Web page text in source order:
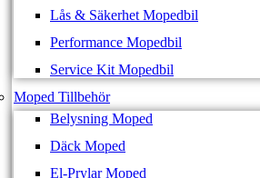
Lås & Säkerhet Mopedbil
Performance Mopedbil
Service Kit Mopedbil
Moped Tillbehör
Belysning Moped
Däck Moped
El-Prylar Moped